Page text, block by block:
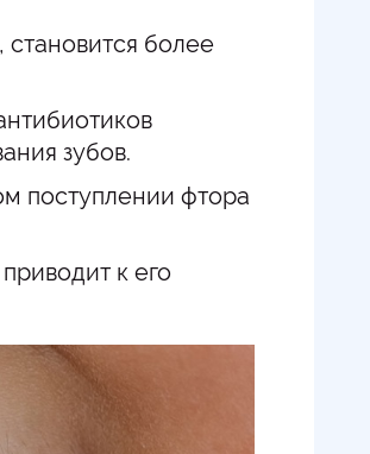
более
зубов.
поступлении фтора
к его